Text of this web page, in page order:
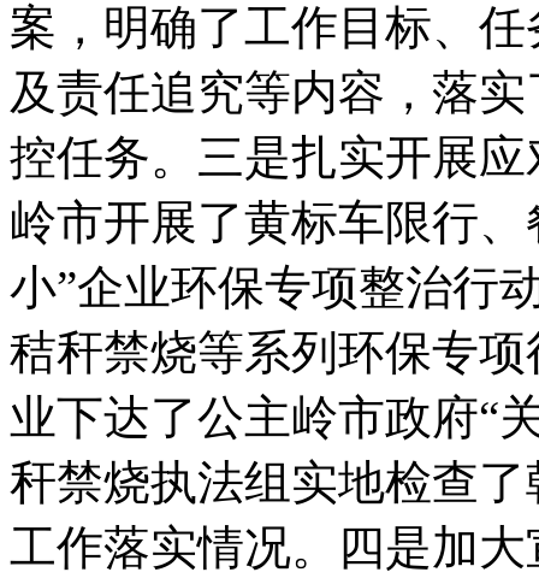
案，明确了工作目标、
及责任追究等内容，落
控任务。三是扎实开展
岭市开展了黄标车限行
小”企业环保专项整治行
秸秆禁烧等系列环保专
业下达了公主岭市政府“
秆禁烧执法组实地检查
工作落实情况。四是加